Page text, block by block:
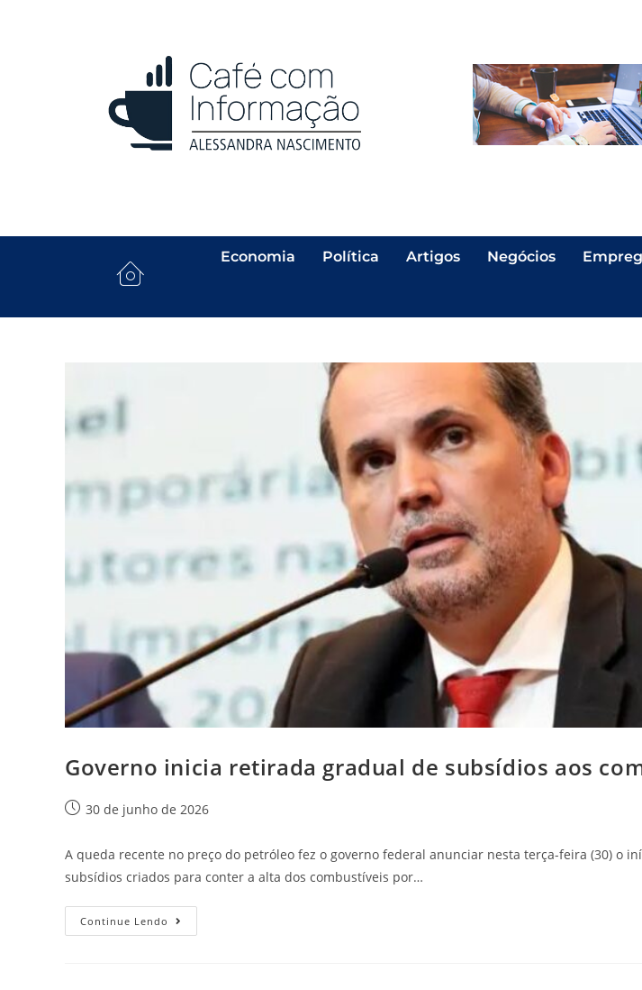
Economia Política Artigos Negócios
Governo inicia retirada gradual de subsídios aos
30 de junho de 2026
A queda recente no preço do petróleo fez o governo federal anunciar nesta terça-feira (30) o
subsídios criados para conter a alta dos combustíveis por…
Continue Lendo